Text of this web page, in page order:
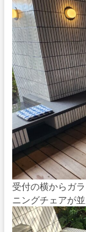
受付の横からガ
ニングチェアが並